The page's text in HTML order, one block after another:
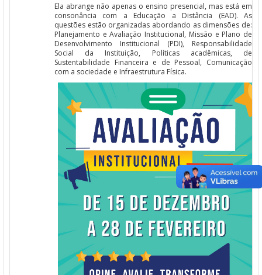
Ela abrange não apenas o ensino presencial, mas está em
consonância com a Educação a Distância (EAD). As
questões estão organizadas abordando as dimensões de:
Planejamento e Avaliação Institucional, Missão e Plano de
Desenvolvimento Institucional (PDI), Responsabilidade
Social da Instituição, Políticas acadêmicas, de
Sustentabilidade Financeira e de Pessoal, Comunicação
com a sociedade e Infraestrutura Física.